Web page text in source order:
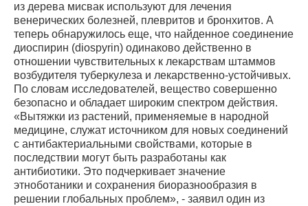
из дерева мисвак используют для лечения
венерических болезней, плевритов и бронхитов. А
теперь обнаружилось еще, что найденное соединение
диоспирин (diospyrin) одинаково действенно в
отношении чувствительных к лекарствам штаммов
возбудителя туберкулеза и лекарственно-устойчивых.
По словам исследователей, вещество совершенно
безопасно и обладает широким спектром действия.
«Вытяжки из растений, применяемые в народной
медицине, служат источником для новых соединений
с антибактериальными свойствами, которые в
последствии могут быть разработаны как
антибиотики. Это подчеркивает значение
этноботаники и сохранения биоразнообразия в
решении глобальных проблем», - заявил один из